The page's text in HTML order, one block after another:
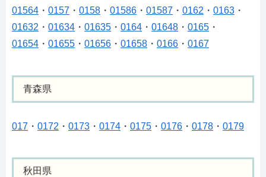
01564 ・ 0157 ・ 0158 ・ 01586 ・ 01587 ・ 0162 ・ 0163 ・
01632 ・ 01634 ・ 01635 ・ 0164 ・ 01648 ・ 0165 ・
01654 ・ 01655 ・ 01656 ・ 01658 ・ 0166 ・ 0167
青森県
017 ・ 0172 ・ 0173 ・ 0174 ・ 0175 ・ 0176 ・ 0178 ・ 0179
秋田県